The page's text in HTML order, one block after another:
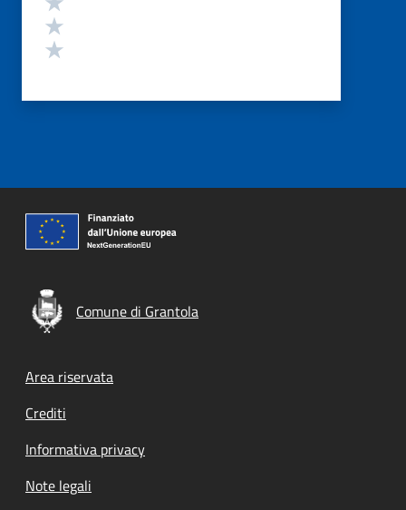
Comune di Grantola
Footer menu
Area riservata
Crediti
Informativa privacy
Note legali